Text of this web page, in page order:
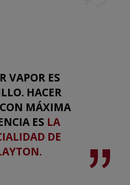
VAPOR ES
HACER
MÁXIMA
ES LA
DE